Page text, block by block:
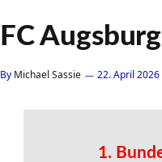
FC
By Michael Sassie 22. April 2026
1.